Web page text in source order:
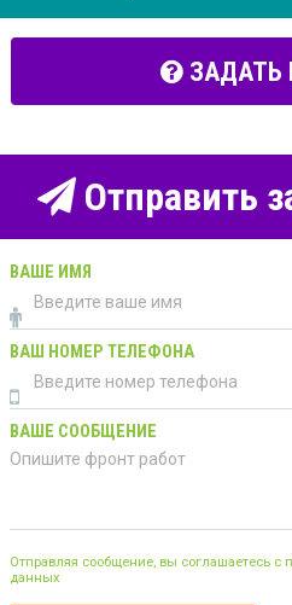
ЗАДАТЬ
Отправить
ВАШЕ ИМЯ
ВАШ НОМЕР ТЕЛЕФОНА
ВАШЕ СООБЩЕНИЕ
Отправляя сообщение, вы соглашаетесь с
данных